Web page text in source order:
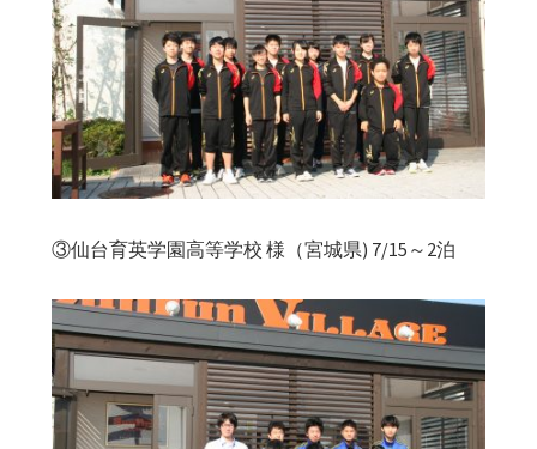
③仙台育英学園高等学校 様（宮城県) 7/15～2泊